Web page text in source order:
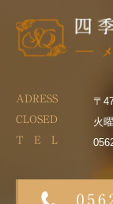
ADRESS 〒
CLOSED 火
T E L